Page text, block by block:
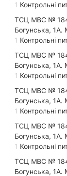
1 Контрольні
ТСЦ МВС №
Богунська,
1 Контрольні
ТСЦ МВС №
Богунська,
1 Контрольні
ТСЦ МВС №
Богунська,
1 Контрольні
ТСЦ МВС №
Богунська,
1 Контрольні
ТСЦ МВС №
Богунська,